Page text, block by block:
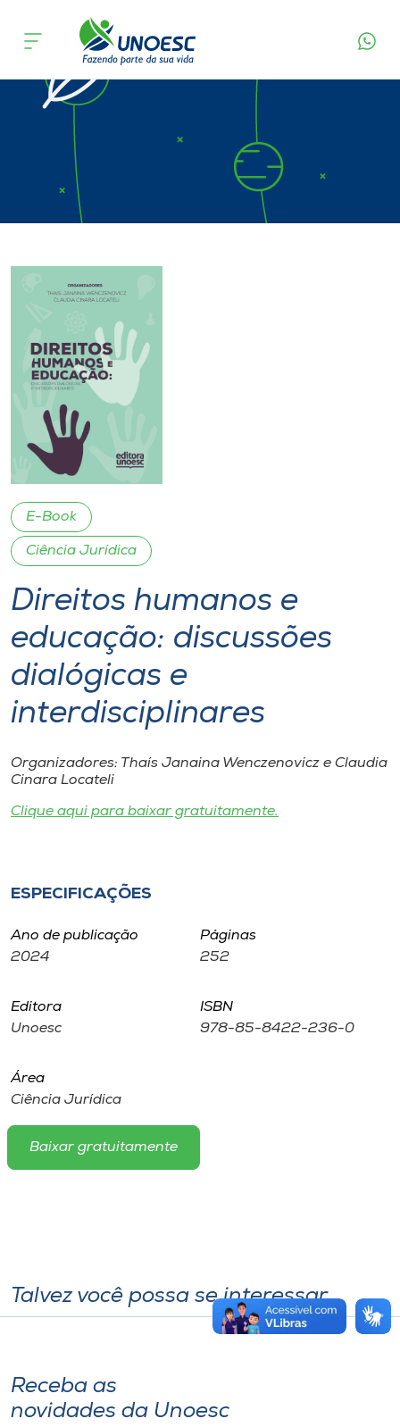
Cursos
Onde estamos
Atendimento ao Estudante
Internacionalização
I.nova
Cultura
CPA
Biblioteca
Editora
Rádio
Museu
Store
A-
E-Book
Ciência Jurídica
Direitos humanos e
educação: discussões
dialógicas e
interdisciplinares
Organizadores: Thaís Janaina Wenczenovicz e Claudia
Cinara Locateli
Clique aqui para baixar gratuitamente.
ESPECIFICAÇÕES
Ano de publicação
2024
Páginas
252
Editora
Unoesc
ISBN
978-85-8422-236-0
Área
Ciência Jurídica
Baixar gratuitamente
Talvez você possa se interessar
Receba as
novidades da Unoesc